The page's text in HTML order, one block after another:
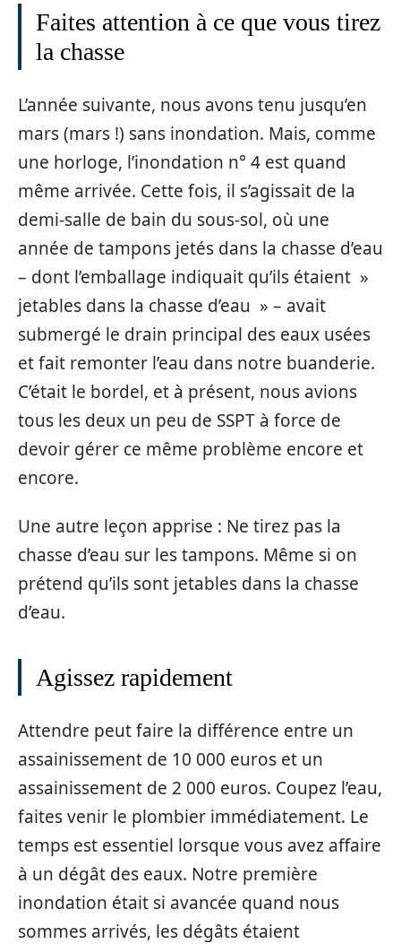
Faites attention à ce que vous tirez
la chasse
L’année suivante, nous avons tenu jusqu’en
mars (mars !) sans inondation. Mais, comme
une horloge, l’inondation n° 4 est quand
même arrivée. Cette fois, il s’agissait de la
demi-salle de bain du sous-sol, où une
année de tampons jetés dans la chasse d’eau
– dont l’emballage indiquait qu’ils étaient »
jetables dans la chasse d’eau » – avait
submergé le drain principal des eaux usées
et fait remonter l’eau dans notre buanderie.
C’était le bordel, et à présent, nous avions
tous les deux un peu de SSPT à force de
devoir gérer ce même problème encore et
encore.
Une autre leçon apprise : Ne tirez pas la
chasse d’eau sur les tampons. Même si on
prétend qu’ils sont jetables dans la chasse
d’eau.
Agissez rapidement
Attendre peut faire la différence entre un
assainissement de 10 000 euros et un
assainissement de 2 000 euros. Coupez l’eau,
faites venir le plombier immédiatement. Le
temps est essentiel lorsque vous avez affaire
à un dégât des eaux. Notre première
inondation était si avancée quand nous
sommes arrivés, les dégâts étaient